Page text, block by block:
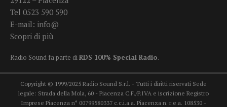
Tel 0523 590 590
E-mail: info@
Scopri di più
Radio Sound fa parte diRDS 100% Special Radio.
Copyright © 1999/2025 Radio Sound S.r.l. - Tutti i diritti riservati Sede
legale: Strada della Mola, 60 - Piacenza C.F./P.IVA e iscrizione Registro
Imprese Piacenza n° 00799580337 c.c.i.a.a. Piacenza n. r.e.a. 108530 -